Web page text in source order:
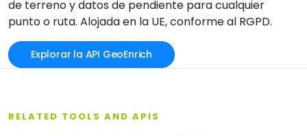
de terreno y datos de pendiente para cualquier
punto o ruta. Alojada en la UE, conforme al RGPD.
Explorar la API GeoEnrich
RELATED TOOLS AND APIS